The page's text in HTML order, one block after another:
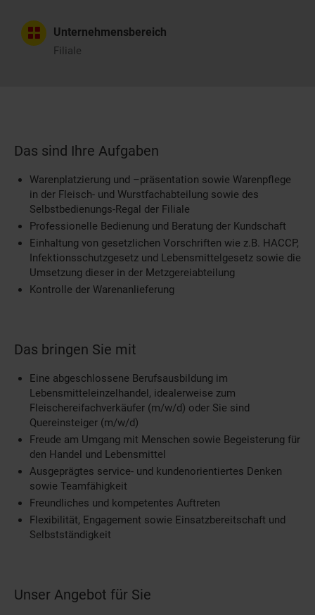
Unternehmensbereich
Filiale
Das sind Ihre Aufgaben
Warenplatzierung und –präsentation sowie Warenpflege
in der Fleisch- und Wurstfachabteilung sowie des
Selbstbedienungs-Regal der Filiale
Professionelle Bedienung und Beratung der Kundschaft
Einhaltung von gesetzlichen Vorschriften wie z.B. HACCP,
Infektionsschutzgesetz und Lebensmittelgesetz sowie die
Umsetzung dieser in der Metzgereiabteilung
Kontrolle der Warenanlieferung
Das bringen Sie mit
Eine abgeschlossene Berufsausbildung im
Lebensmitteleinzelhandel, idealerweise zum
Fleischereifachverkäufer (m/w/d) oder Sie sind
Quereinsteiger (m/w/d)
Freude am Umgang mit Menschen sowie Begeisterung für
den Handel und Lebensmittel
Ausgeprägtes service- und kundenorientiertes Denken
sowie Teamfähigkeit
Freundliches und kompetentes Auftreten
Flexibilität, Engagement sowie Einsatzbereitschaft und
Selbstständigkeit
Unser Angebot für Sie